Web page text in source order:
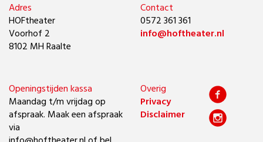
Adres
HOFtheater
Voorhof 2
8102 MH Raalte
Contact
0572 361 361
info@hoftheater.nl
Openingstijden kassa
Maandag t/m vrijdag op
afspraak. Maak een afspraak
via
Overig
Privacy
Disclaimer